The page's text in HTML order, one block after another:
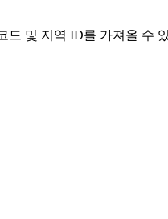
드 및 지역 ID를 가져올 수